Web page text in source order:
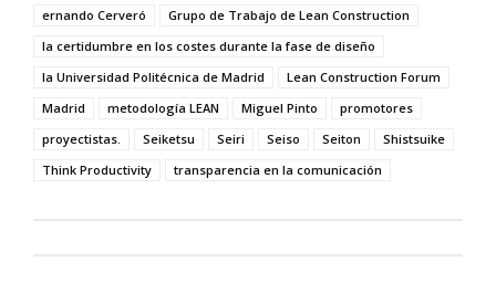
ernando Cerveró
Grupo de Trabajo de Lean Construction
la certidumbre en los costes durante la fase de diseño
la Universidad Politécnica de Madrid
Lean Construction Forum
Madrid
metodología LEAN Miguel Pinto
promotores
proyectistas.
Seiketsu Seiri Seiso Seiton
Shistsuike
Think Productivity
transparencia en la comunicación